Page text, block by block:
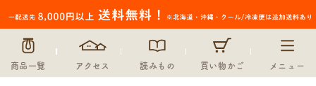
商品一覧 アクセス 読みもの 買い物かご メニュー